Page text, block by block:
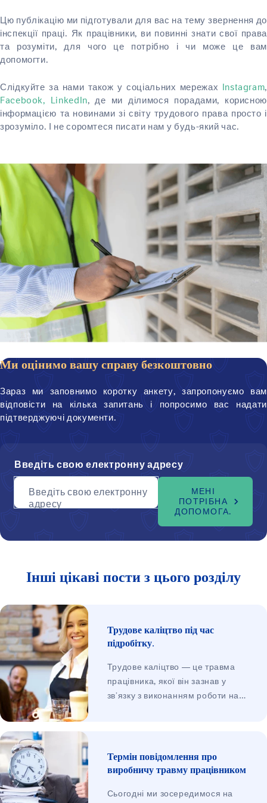
Цю публікацію ми підготували для вас на тему звернення до
інспекції праці. Як працівники, ви повинні знати свої права
та розуміти, для чого це потрібно і чи може це вам
допомогти.
Слідкуйте за нами також у соціальних мережах Instagram,
Facebook, LinkedIn, де ми ділимося порадами, корисною
інформацією та новинами зі світу трудового права просто і
зрозуміло. І не соромтеся писати нам у будь-який час.
Ми оцінимо вашу справу безкоштовно
Зараз ми заповнимо коротку анкету, запропонуємо вам
відповісти на кілька запитань і попросимо вас надати
підтверджуючі документи.
Введіть свою електронну адресу
Введіть свою електронну
адресу
МЕНІ
ПОТРІБНА
ДОПОМОГА.
Інші цікаві пости з цього розділу
Трудове каліцтво під час
підробітку.
Трудове каліцтво — це травма
працівника, якої він зазнав у
зв’язку з виконанням роботи на
трудовому договорі, чи,
наприклад, про один із типів угод
працівників). Вимоги працівника,
Термін повідомлення про
виробничу травму працівником
Сьогодні ми зосередимося на